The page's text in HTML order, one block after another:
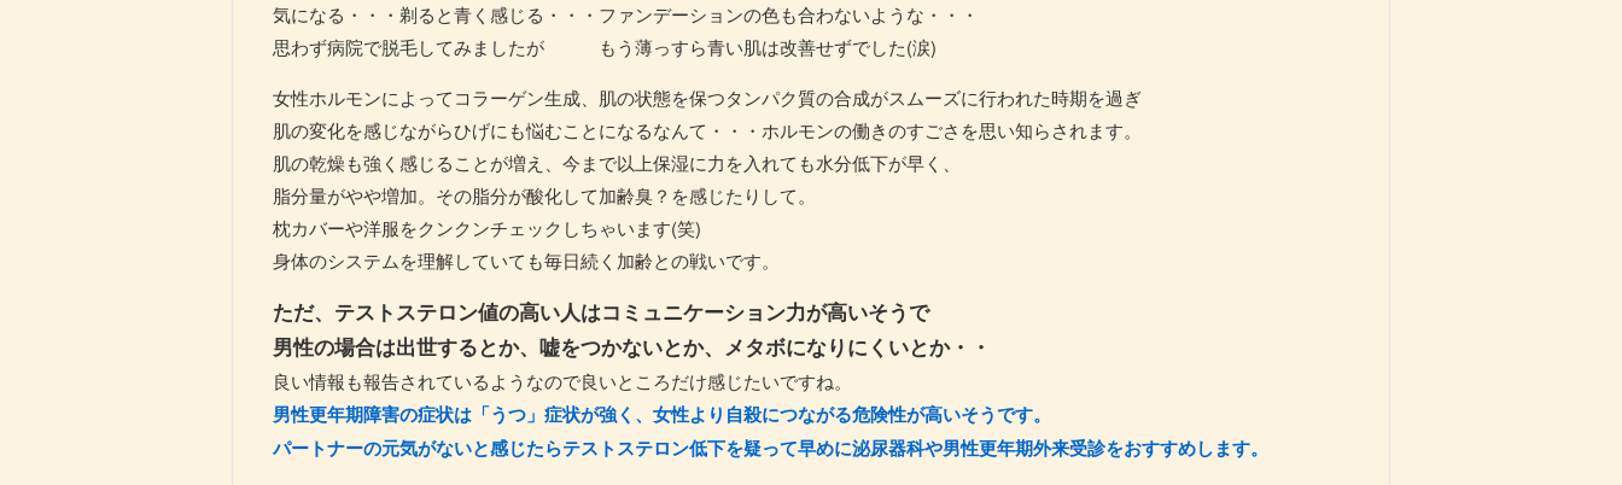
気になる・・・剃ると青く感じる・・・ファンデーションの色も合わないような・・・
思わず病院で脱毛してみましたが もう薄っすら青い肌は改善せずでした(涙)
女性ホルモンによってコラーゲン生成、肌の状態を保つタンパク質の合成がスムーズに行われた時期を過ぎ
肌の変化を感じながらひげにも悩むことになるなんて・・・ホルモンの働きのすごさを思い知らされます。
肌の乾燥も強く感じることが増え、今まで以上保湿に力を入れても水分低下が早く、
脂分量がやや増加。その脂分が酸化して加齢臭？を感じたりして。
枕カバーや洋服をクンクンチェックしちゃいます(笑)
身体のシステムを理解していても毎日続く加齢との戦いです。
ただ、テストステロン値の高い人はコミュニケーション力が高いそうで
男性の場合は出世するとか、嘘をつかないとか、メタボになりにくいとか・・
良い情報も報告されているようなので良いところだけ感じたいですね。
男性更年期障害の症状は「うつ」症状が強く、女性より自殺につながる危険性が高いそうです。
パートナーの元気がないと感じたらテストステロン低下を疑って早めに泌尿器科や男性更年期外来受診をおすすめします。